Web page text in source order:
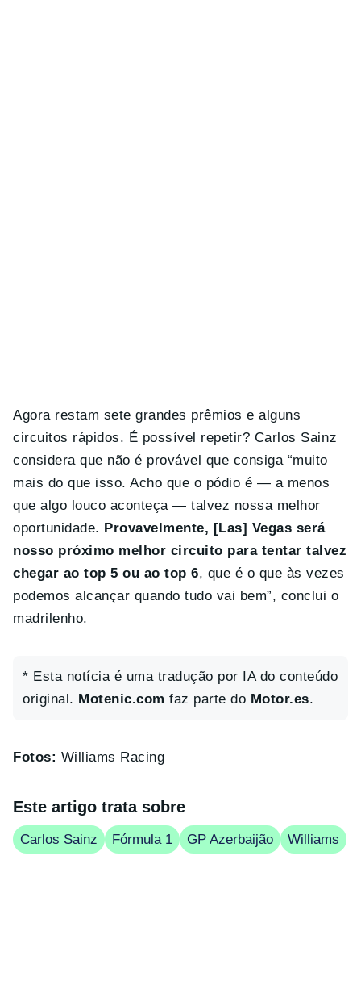
Agora restam sete grandes prêmios e alguns
circuitos rápidos. É possível repetir? Carlos Sainz
considera que não é provável que consiga “muito
mais do que isso. Acho que o pódio é — a menos
que algo louco aconteça — talvez nossa melhor
oportunidade. Provavelmente, [Las] Vegas será
nosso próximo melhor circuito para tentar talvez
chegar ao top 5 ou ao top 6, que é o que às vezes
podemos alcançar quando tudo vai bem”, conclui o
madrilenho.
* Esta notícia é uma tradução por IA do conteúdo
original. Motenic.com faz parte do Motor.es.
Fotos: Williams Racing
Este artigo trata sobre
Carlos Sainz Fórmula 1 GP Azerbaijão Williams